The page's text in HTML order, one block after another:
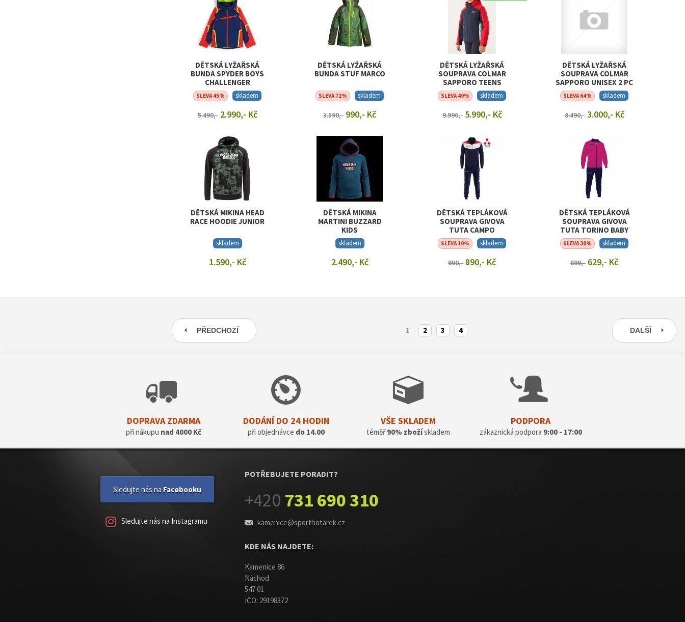
DĚTSKÁ LYŽAŘSKÁ
BUNDA SPYDER BOYS
CHALLENGER
SLEVA 45% skladem
5.490,-2.990,- Kč
DĚTSKÁ LYŽAŘSKÁ
BUNDA STUF MARCO
SLEVA 72% skladem
3.590,- 990,- Kč
DĚTSKÁ LYŽAŘSKÁ
SOUPRAVA COLMAR
SAPPORO TEENS
ALPINE-LOOK SKI
ENSEMBLE
SLEVA 40% skladem
9.990,-5.990,- Kč
DĚTSKÁ LYŽAŘSKÁ
SOUPRAVA COLMAR
SAPPORO UNISEX 2 PC
SUIT
SLEVA 64% skladem
8.490,-3.000,- Kč
DĚTSKÁ MIKINA HEAD
RACE HOODIE JUNIOR
skladem
1.590,- Kč
DĚTSKÁ MIKINA
MARTINI BUZZARD
KIDS
skladem
2.490,- Kč
DĚTSKÁ TEPLÁKOVÁ
SOUPRAVA GIVOVA
TUTA CAMPO
SLEVA 10% skladem
990,- 890,- Kč
DĚTSKÁ TEPLÁKOVÁ
SOUPRAVA GIVOVA
TUTA TORINO BABY
SLEVA 30% skladem
899,- 629,- Kč
PŘEDCHOZÍ 1 2 3 4 DALŠÍ
DOPRAVA ZDARMA
při nákupu nad 4000 Kč
DODÁNÍ DO 24 HODIN
při objednávce do 14.00
VŠE SKLADEM
téměř90% zbožískladem
PODPORA
zákaznická podpora 9:00 - 17:00
Sledujte nás na Facebooku
Sledujte nás na Instagramu
POTŘEBUJETE PORADIT?
+420 731 690 310
kamenice@sporthotarek.cz
KDE NÁS NAJDETE:
Kamenice 86
Náchod
547 01
IČO: 29198372